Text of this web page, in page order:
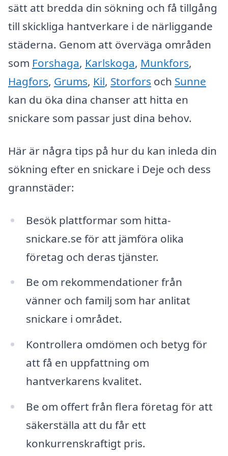
sätt att bredda din sökning och få tillgång
till skickliga hantverkare i de närliggande
städerna. Genom att överväga områden
som Forshaga, Karlskoga, Munkfors,
Hagfors, Grums, Kil, Storfors och Sunne
kan du öka dina chanser att hitta en
snickare som passar just dina behov.
Här är några tips på hur du kan inleda din
sökning efter en snickare i Deje och dess
grannstäder:
Besök plattformar som hitta-
snickare.se för att jämföra olika
företag och deras tjänster.
Be om rekommendationer från
vänner och familj som har anlitat
snickare i området.
Kontrollera omdömen och betyg för
att få en uppfattning om
hantverkarens kvalitet.
Be om offert från flera företag för att
säkerställa att du får ett
konkurrenskraftigt pris.